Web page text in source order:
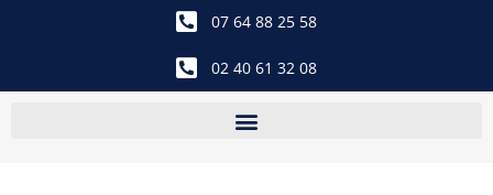
07 64 88 25 58
02 40 61 32 08